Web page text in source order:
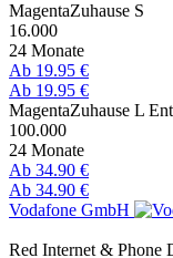
MagentaZuhause S
16.000
24 Monate
Ab 19.95 €
Ab 19.95 €
MagentaZuhause L
100.000
24 Monate
Ab 34.90 €
Ab 34.90 €
Vodafone GmbH
Red Internet & Phone